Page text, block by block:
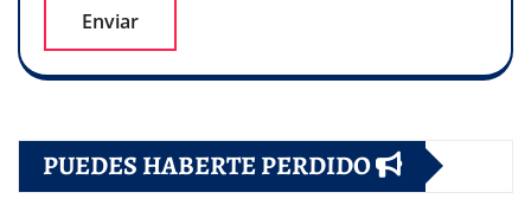
PUEDES HABERTE PERDIDO